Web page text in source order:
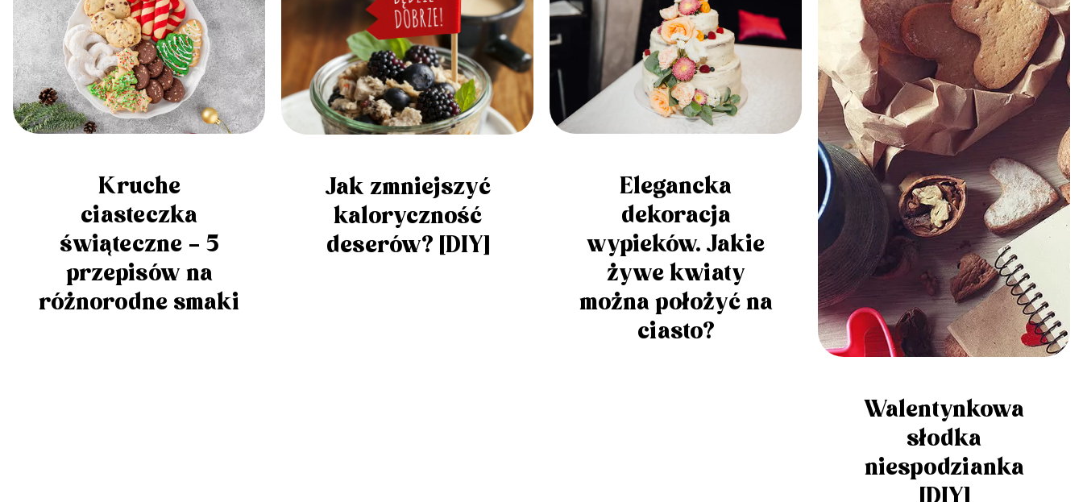
Kruche
ciasteczka
świąteczne – 5
przepisów na
różnorodne smaki
Jak zmniejszyć
kaloryczność
deserów? [DIY]
Elegancka
dekoracja
wypieków. Jakie
żywe kwiaty
można położyć na
ciasto?
Walentynkowa
słodka
niespodzianka